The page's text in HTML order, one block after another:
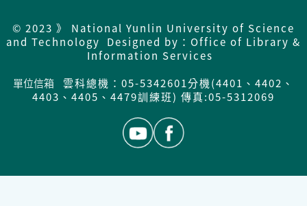
© 2023 》 National Yunlin University of Science
and Technology Designed by：Office of Library &
Information Services
單位信箱
雲科總機：05-5342601分機(4401、4402、
4403、4405、4479訓練班) 傳真:05-5312069